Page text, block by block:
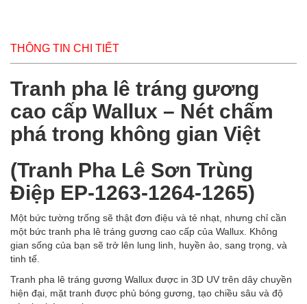
THÔNG TIN CHI TIẾT
Tranh pha lê tráng gương
cao cấp Wallux – Nét chấm
phá trong không gian Việt
(Tranh Pha Lê Sơn Trùng
Điệp EP-1263-1264-1265)
Một bức tường trống sẽ thật đơn điệu và tẻ nhạt, nhưng chỉ cần
một bức tranh pha lê tráng gương cao cấp của Wallux. Không
gian sống của bạn sẽ trở lên lung linh, huyền ảo, sang trọng, và
tinh tế.
Tranh pha lê tráng gương Wallux được in 3D UV trên dây chuyền
hiện đại, mặt tranh được phủ bóng gương, tạo chiều sâu và độ